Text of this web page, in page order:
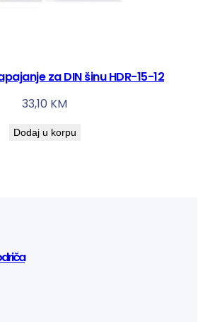
za DIN šinu HDR-15-12
33,10 KM
Dodaj u korpu